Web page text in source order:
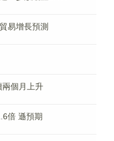
易增長預測
兩個月上升
倍 遜預期